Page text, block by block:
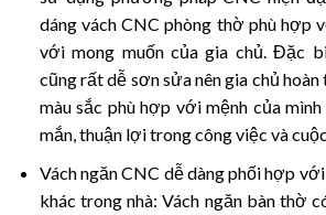
dáng vách CNC phòng thờ phù hợp
với mong muốn của gia chủ. Đặc
cũng rất dễ sơn sửa nên gia chủ
màu sắc phù hợp với mệnh của
mắn, thuận lợi trong công việc và
Vách ngăn CNC dễ dàng phối hợp
khác trong nhà: Vách ngăn bàn thờ